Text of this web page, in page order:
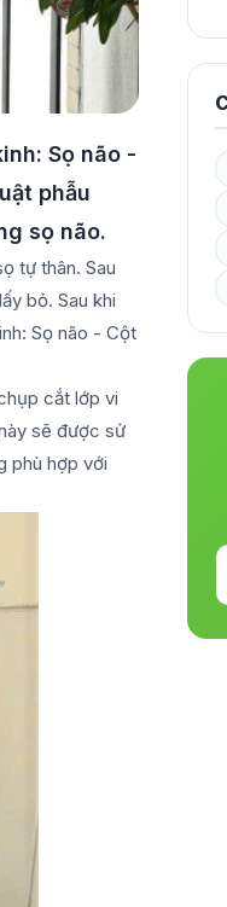
Sọ não -
phẫu
sọ não.
tự thân. Sau
bỏ. Sau khi
Sọ não - Cột
cắt lớp vi
sẽ được sử
phù hợp với